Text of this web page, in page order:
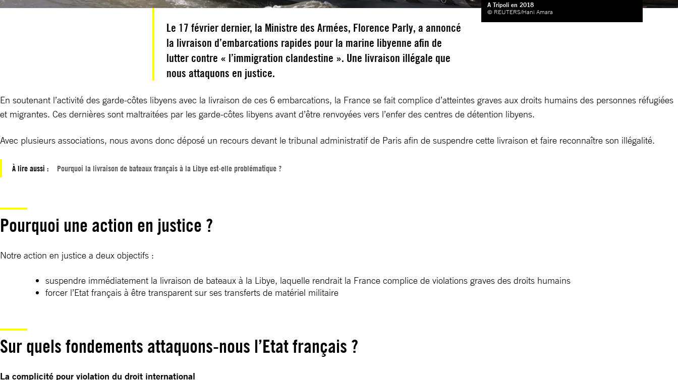
A Tripoli en 2018
© REUTERS/Hani Amara
Le 17 février dernier, la Ministre des Armées, Florence Parly, a annoncé
la livraison d’embarcations rapides pour la marine libyenne afin de
lutter contre « l’immigration clandestine ». Une livraison illégale que
nous attaquons en justice.
En soutenant l’activité des garde-côtes libyens avec la livraison de ces 6 embarcations, la France se fait complice d’atteintes graves aux droits humains des personnes réfugiées
et migrantes. Ces dernières sont maltraitées par les garde-côtes libyens avant d’être renvoyées vers l’enfer des centres de détention libyens.
Avec plusieurs associations, nous avons donc déposé un recours devant le tribunal administratif de Paris afin de suspendre cette livraison et faire reconnaître son illégalité.
À lire aussi : Pourquoi la livraison de bateaux français à la Libye est-elle problématique ?
Pourquoi une action en justice ?
Notre action en justice a deux objectifs :
suspendre immédiatement la livraison de bateaux à la Libye, laquelle rendrait la France complice de violations graves des droits humains
forcer l’Etat français à être transparent sur ses transferts de matériel militaire
Sur quels fondements attaquons-nous l’Etat français ?
La complicité pour violation du droit international